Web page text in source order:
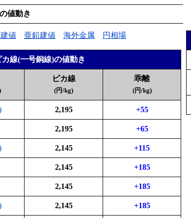
値動き
値 亜鉛建値 海外金属 円相場
線(一号銅線)の値動き
ピカ線
(円/kg)
乖離
(円/kg)
2,195 +55
2,195 +65
2,145 +115
2,145 +185
2,145 +185
2,145 +185